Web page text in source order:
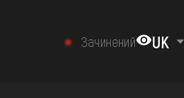
Зачинений UK